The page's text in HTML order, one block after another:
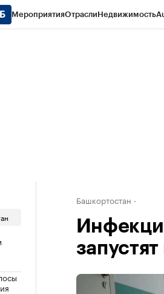
МероприятияОтраслиНедвижимость
Башкортостан